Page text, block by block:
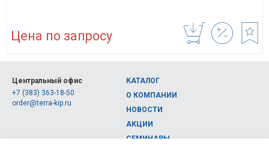
Цена по запросу
Центральный офис
+7 (383) 363-18-50
order@terra-kip.ru
КАТАЛОГ
О КОМПАНИИ
НОВОСТИ
АКЦИИ
СЕМИНАРЫ